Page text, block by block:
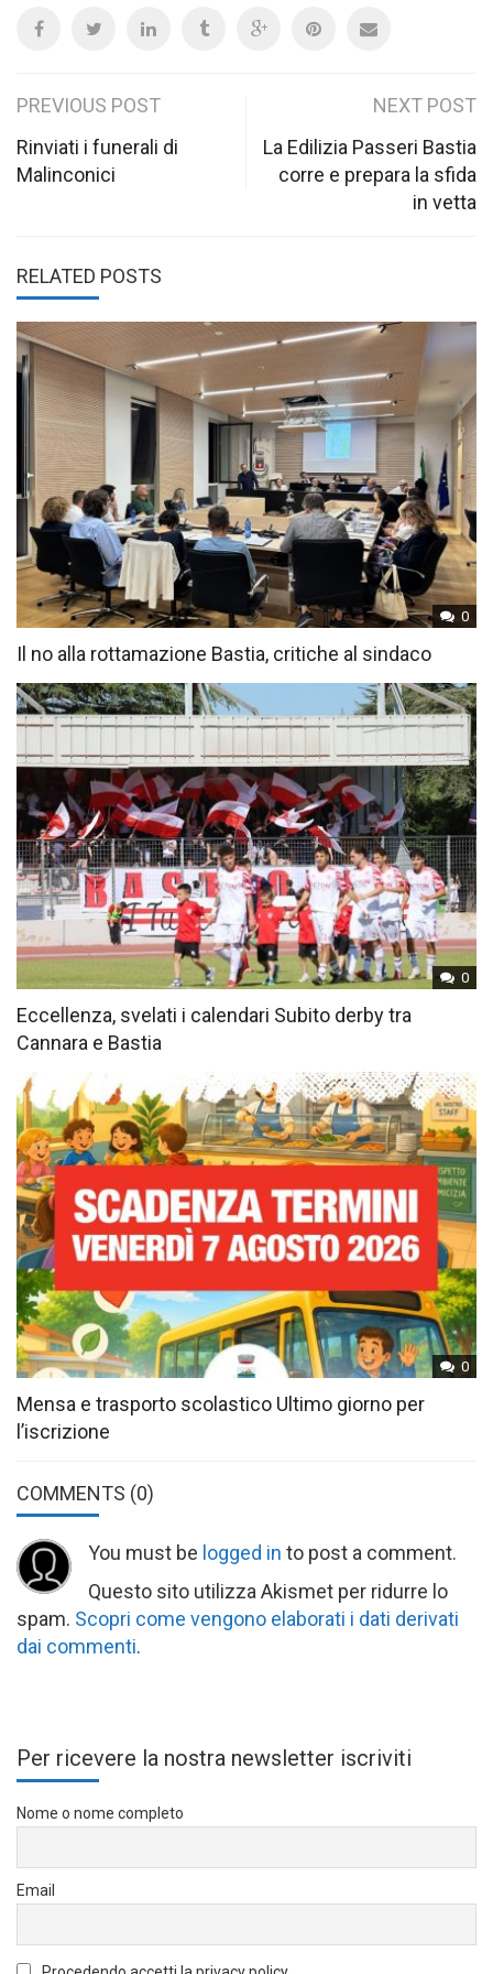
Post
navigation
PREVIOUS POST
Rinviati i funerali di
Malinconici
NEXT POST
La Edilizia Passeri Bastia
corre e prepara la sfida
in vetta
RELATED POSTS
0
Il no alla rottamazione Bastia, critiche al sindaco
0
Eccellenza, svelati i calendari Subito derby tra
Cannara e Bastia
0
Mensa e trasporto scolastico Ultimo giorno per
l’iscrizione
COMMENTS (0)
You must be logged in to post a comment.
Questo sito utilizza Akismet per ridurre lo
spam. Scopri come vengono elaborati i dati derivati
dai commenti.
Per ricevere la nostra newsletter iscriviti
Nome o nome completo
Email